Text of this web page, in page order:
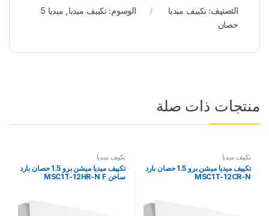
التصنيف: تكييف ميديا الوسوم: تكييف ميديا
ميديا 5
حصان
منتجات ذات صلة
تكييف ميديا
تكييف ميديا ميشن برو 1.5 حصان بارد
MSC1T-12CR-N
تكييف ميديا
تكييف ميديا ميشن برو 1.5 حصان بارد
ساخن MSC1T-12HR-N F